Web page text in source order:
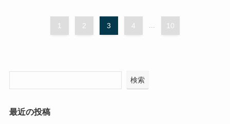
1 2 3 4 ... 10
検索
最近の投稿